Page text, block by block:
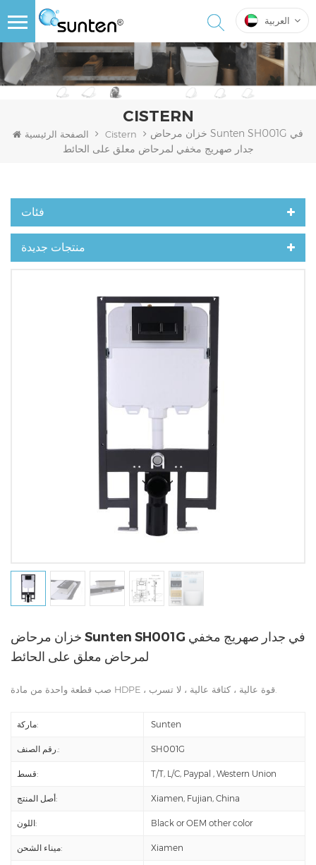
العربية
CISTERN
الصفحة الرئيسية Cistern
خزان مرحاض Sunten SH001G في
جدار صهريج مخفي لمرحاض معلق على الحائط
فئات
منتجات جديدة
خزان مرحاض Sunten SH001G في جدار صهريج مخفي
لمرحاض معلق على الحائط
ماركة: Sunten
رقم الصنف.: SH001G
قسط: T/T, L/C, Paypal , Western Union
أصل المنتج: Xiamen, Fujian, China
اللون: Black or OEM other color
ميناء الشحن: Xiamen